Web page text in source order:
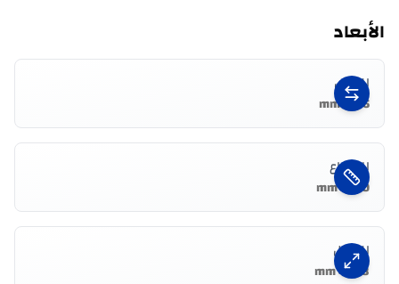
معدل استهلاك الوقود (الطرق
السريعة)
الأبعاد
العرض
1796 mm
الارتفاع
1600 mm
الطول
4248 mm